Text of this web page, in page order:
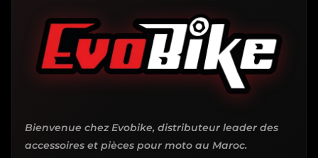
Bienvenue chez Evobike, distributeur leader des
accessoires et pièces pour moto au Maroc.